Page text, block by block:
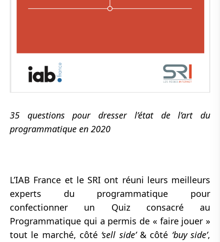
35 questions pour dresser l’état de l’art du
programmatique en 2020
L’IAB France et le SRI ont réuni leurs meilleurs
experts du programmatique pour
confectionner un Quiz consacré au
Programmatique qui a permis de « faire jouer »
tout le marché, côté ‘sell side’ & côté ‘buy side’,